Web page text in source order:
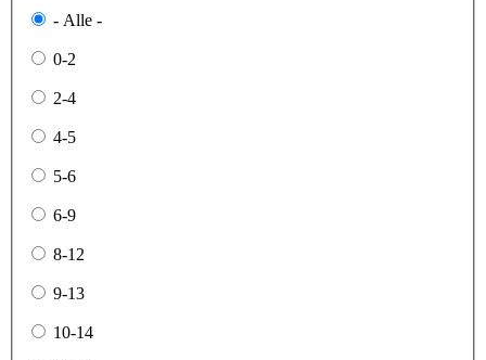
- Alle -
0-2
2-4
4-5
5-6
6-9
8-12
9-13
10-14